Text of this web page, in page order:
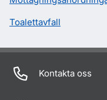
Toalettavfall
Kontakta oss